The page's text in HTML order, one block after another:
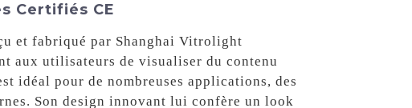
Certifiés CE
et fabriqué par Shanghai Vitrolight
aux utilisateurs de visualiser du contenu
idéal pour de nombreuses applications, des
Son design innovant lui confère un look